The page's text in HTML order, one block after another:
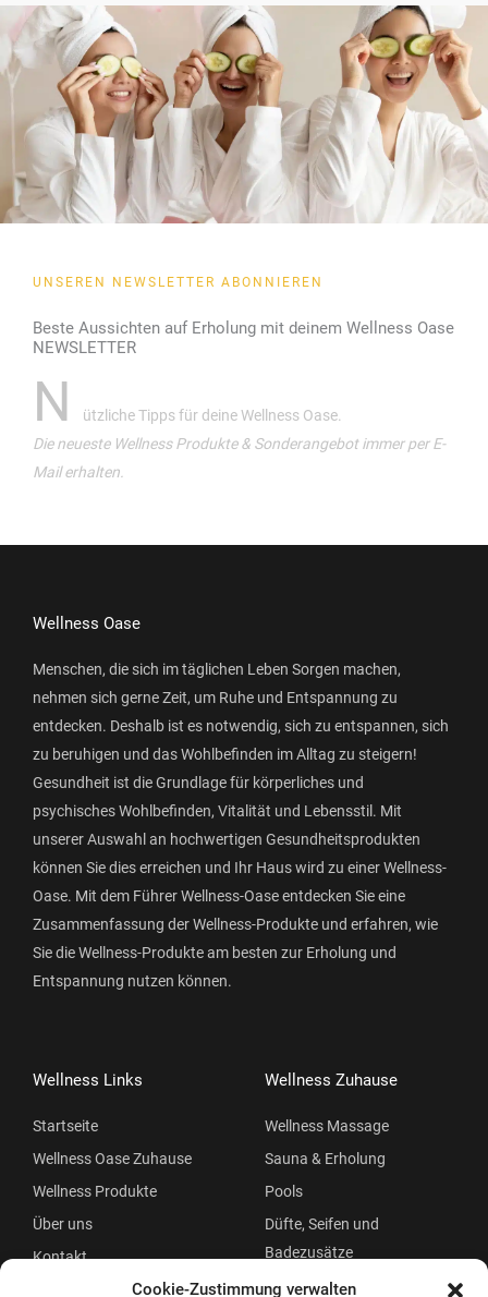
Cookie-Zustimmung verwalten
UNSEREN NEWSLETTER ABONNIEREN
Beste Aussichten auf Erholung mit deinem Wellness Oase
NEWSLETTER
N
ützliche Tipps für deine Wellness Oase.
Die neueste Wellness Produkte & Sonderangebot immer per E-
Mail erhalten.
Wellness Oase
Menschen, die sich im täglichen Leben Sorgen machen,
nehmen sich gerne Zeit, um Ruhe und Entspannung zu
entdecken. Deshalb ist es notwendig, sich zu entspannen, sich
zu beruhigen und das Wohlbefinden im Alltag zu steigern!
Gesundheit ist die Grundlage für körperliches und
psychisches Wohlbefinden, Vitalität und Lebensstil. Mit
unserer Auswahl an hochwertigen Gesundheitsprodukten
können Sie dies erreichen und Ihr Haus wird zu einer Wellness-
Oase. Mit dem Führer Wellness-Oase entdecken Sie eine
Zusammenfassung der Wellness-Produkte und erfahren, wie
Sie die Wellness-Produkte am besten zur Erholung und
Entspannung nutzen können.
Wellness Links
Startseite
Wellness Oase Zuhause
Wellness Produkte
Über uns
Kontakt
Wellness Zuhause
Wellness Massage
Sauna & Erholung
Pools
Düfte, Seifen und
Badezusätze
Beauty